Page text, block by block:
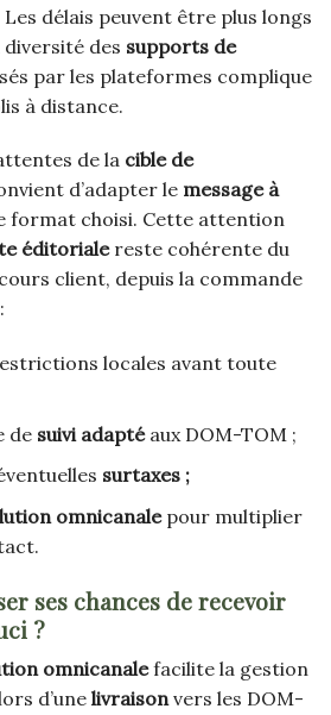
délais peuvent être plus longs
diversité des supports de
par les plateformes complique
à distance.
de la cible de
d’adapter le message à
format choisi. Cette attention
éditorialereste cohérente du
client, depuis la commande
locales avant toute
de suivi adaptéaux DOM-TOM ;
surtaxes ;
omnicanalepour multiplier
ses chances de recevoir
?
omnicanalefacilite la gestion
d’une livraisonvers les DOM-